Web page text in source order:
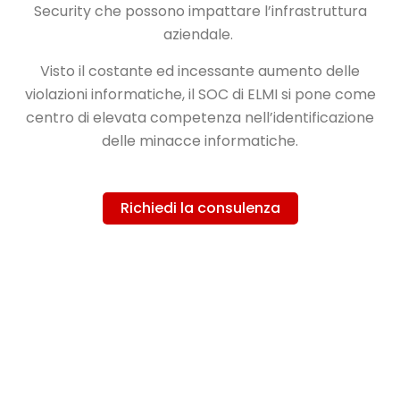
Security che possono impattare l’infrastruttura
aziendale.
Visto il costante ed incessante aumento delle
violazioni informatiche, il SOC di ELMI si pone come
centro di elevata competenza nell’identificazione
delle minacce informatiche.
Richiedi la consulenza